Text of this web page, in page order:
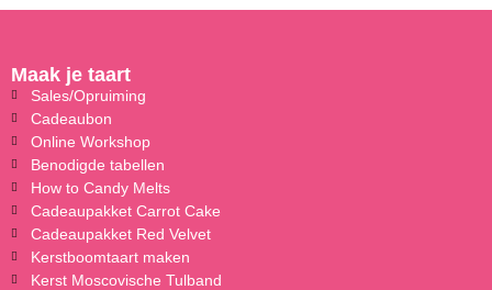
Maak je taart
Sales/Opruiming
Cadeaubon
Online Workshop
Benodigde tabellen
How to Candy Melts
Cadeaupakket Carrot Cake
Cadeaupakket Red Velvet
Kerstboomtaart maken
Kerst Moscovische Tulband